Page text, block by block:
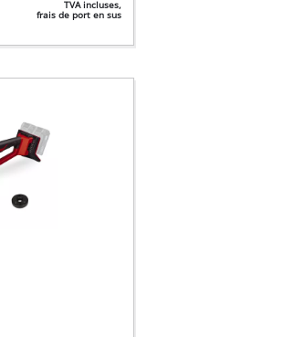
TVA incluses,
frais de port en sus